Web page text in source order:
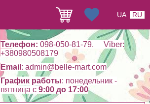
Телефон: 098-050-81-79. Viber:
+380980508179
Email : admin@belle-mart.com
График работы: понедельник -
пятница c 9:00 до 17:00
UA RU